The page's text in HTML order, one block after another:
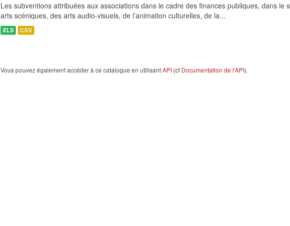
Les subventions attribuées aux associations dans le cadre des finances publiques, dans le
arts scéniques, des arts audio-visuels, de l’animation culturelles, de la...
XLS CSV
Vous pouvez également accéder à ce catalogue en utilisantAPI (cf Documentation de l'API).